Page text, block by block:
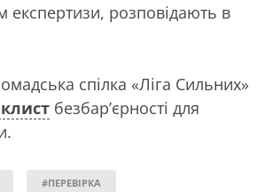
експертизи, розповідають в
спілка «Ліга Сильних»
безбарʼєрності для
#ПЕРЕВІРКА